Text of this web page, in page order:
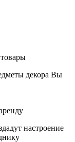
декора Вы
настроение